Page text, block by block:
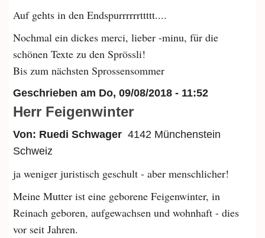
Auf gehts in den Endspurrrrrrttttt....
Nochmal ein dickes merci, lieber -minu, für die
schönen Texte zu den Sprössli!
Bis zum nächsten Sprossensommer
Geschrieben am Do, 09/08/2018 - 11:52
Herr Feigenwinter
Von: Ruedi Schwager 4142 Münchenstein
Schweiz
ja weniger juristisch geschult - aber menschlicher!
Meine Mutter ist eine geborene Feigenwinter, in
Reinach geboren, aufgewachsen und wohnhaft - dies
vor seit Jahren.